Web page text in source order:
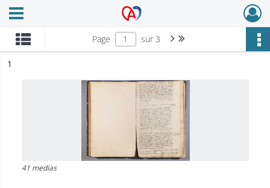
Archives Alsace - Colmar
Ouvrir le menu déroulant
Page sur 3 Page suivante : 1/3
n°
1
41 medias